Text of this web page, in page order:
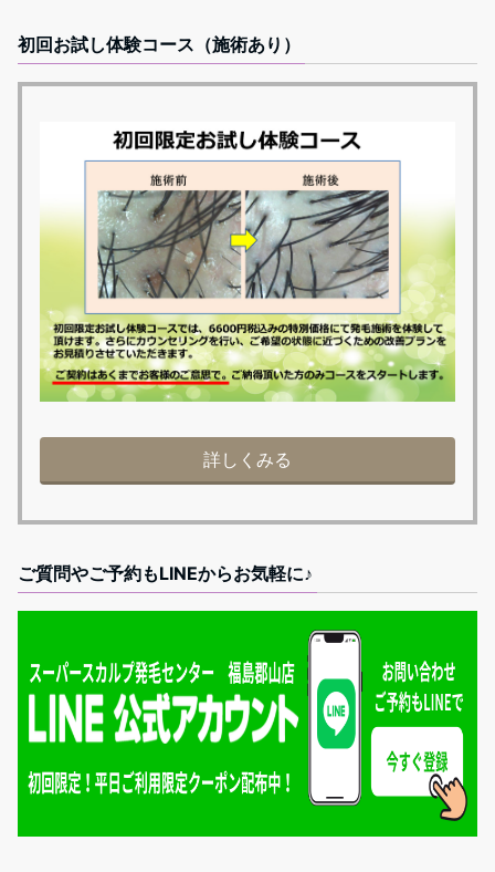
初回お試し体験コース（施術あり）
詳しくみる
ご質問やご予約もLINEからお気軽に♪